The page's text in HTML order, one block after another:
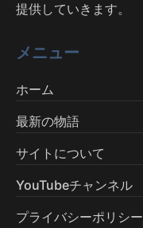
提供していきます。
メニュー
ホーム
最新の物語
サイトについて
YouTubeチャンネル
プライバシーポリシー